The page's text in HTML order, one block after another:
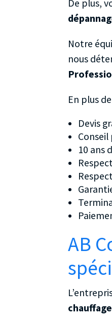
De plus,
Notre
nous
En plus
Devis
10 ans
AB